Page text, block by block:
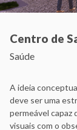
Centro de
Saúde
A ideia
deve ser uma
permeável
visuais com o